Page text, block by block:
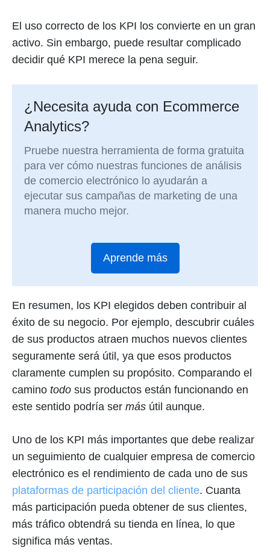
El uso correcto de los KPI los convierte en un gran
activo. Sin embargo, puede resultar complicado
decidir qué KPI merece la pena seguir.
¿Necesita ayuda con Ecommerce
Analytics?
Pruebe nuestra herramienta de forma gratuita
para ver cómo nuestras funciones de análisis
de comercio electrónico lo ayudarán a
ejecutar sus campañas de marketing de una
manera mucho mejor.
Aprende más
En resumen, los KPI elegidos deben contribuir al
éxito de su negocio. Por ejemplo, descubrir cuáles
de sus productos atraen muchos nuevos clientes
seguramente será útil, ya que esos productos
claramente cumplen su propósito. Comparando el
camino todo sus productos están funcionando en
este sentido podría ser más útil aunque.
Uno de los KPI más importantes que debe realizar
un seguimiento de cualquier empresa de comercio
electrónico es el rendimiento de cada uno de sus
plataformas de participación del cliente. Cuanta
más participación pueda obtener de sus clientes,
más tráfico obtendrá su tienda en línea, lo que
significa más ventas.